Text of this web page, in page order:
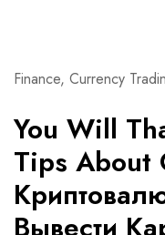
Finance, Currency
You Will
Tips About
Вывести